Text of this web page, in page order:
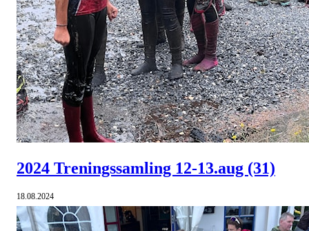
2024 Treningssamling 12-13.aug (31)
18.08.2024